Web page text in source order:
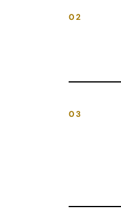
02
03